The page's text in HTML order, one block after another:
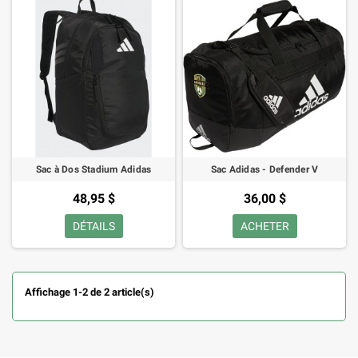
Sac à Dos Stadium Adidas
48,95 $
DÉTAILS
Sac Adidas - Defender V
36,00 $
ACHETER
Affichage 1-2 de 2 article(s)